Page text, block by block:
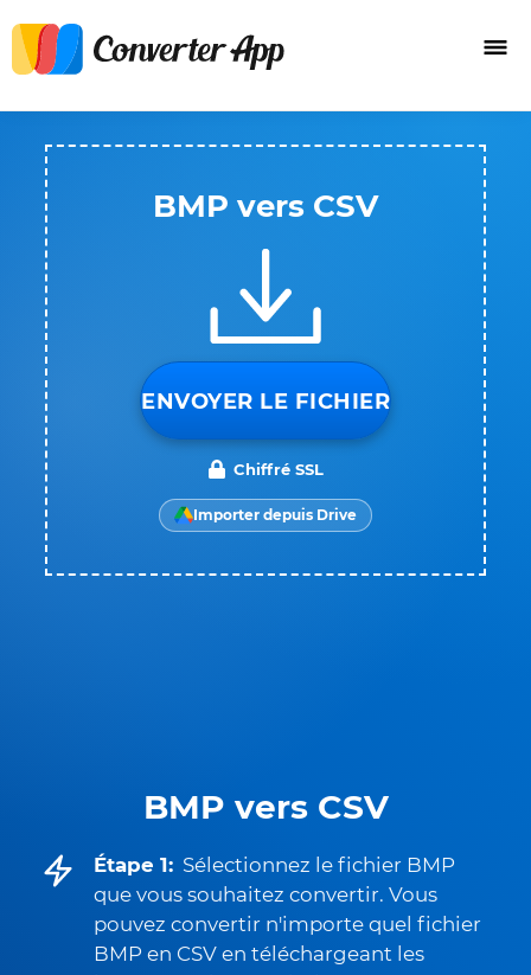
BMP vers CSV
Étape 1: Sélectionnez le fichier BMP
que vous souhaitez convertir. Vous
pouvez convertir n'importe quel fichier
BMP en CSV en téléchargeant les
BMP vers CSV
ENVOYER LE FICHIER
Chiffré SSL
Importer depuis Drive